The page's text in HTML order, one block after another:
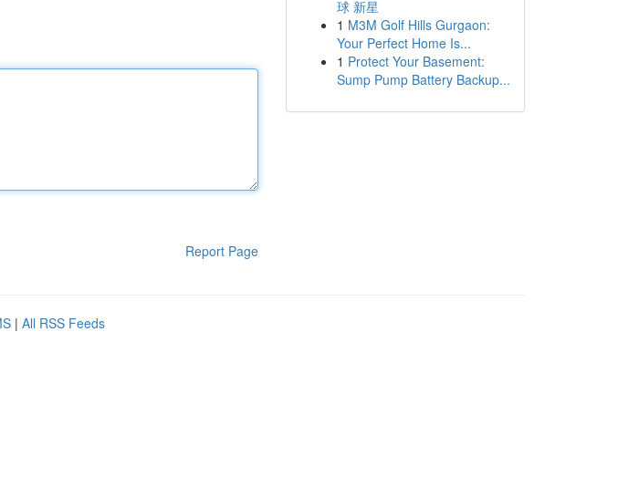
Report Page
球 新星
1 M3M Golf Hills Gurgaon:
Your Perfect Home Is...
1 Protect Your Basement:
Sump Pump Battery Backup...
| All RSS Feeds